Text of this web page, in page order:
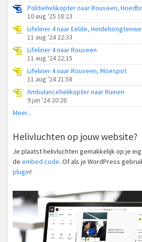
Politiehelikopter naar Rouveen,
10 aug '25 18:23
Lifeliner 4 naar Eelde,
11 aug '24 22:33
Lifeliner 4 naar Rouveen
11 aug '24 22:15
Lifeliner 4 naar Rouveen, Moespot
11 aug '24 21:58
Ambulancehelikopter naar Ruinen
9 jan '24 20:26
Meer...
Helivluchten op jouw website?
Je plaatst helivluchten gemakkelijk op je
de embed code. Of als je WordPress
plugin!